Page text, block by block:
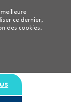
ce dernier,
des cookies.
formations
âgées8